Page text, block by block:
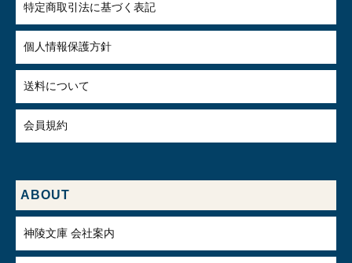
特定商取引法に基づく表記
個人情報保護方針
送料について
会員規約
ABOUT
神陵文庫 会社案内